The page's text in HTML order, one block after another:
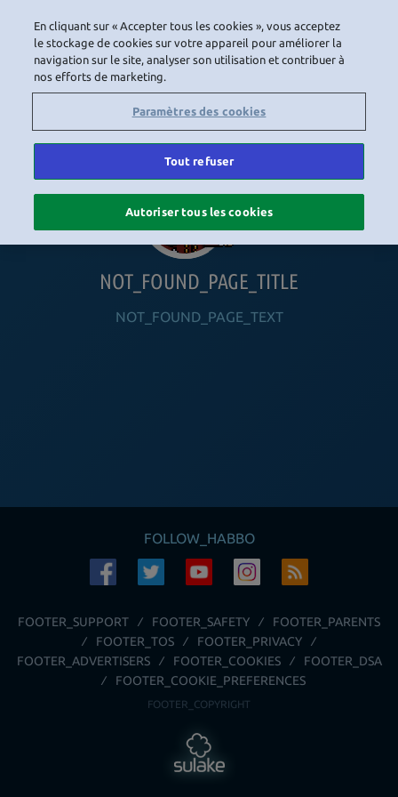
NOT_FOUND_PAGE_TITLE
NOT_FOUND_PAGE_TEXT
FOLLOW_HABBO
FOOTER_SUPPORT FOOTER_SAFETY
FOOTER_PARENTS
FOOTER_TOS
FOOTER_PRIVACY
FOOTER_ADVERTISERS
FOOTER_COOKIES
FOOTER_DSA
FOOTER_COOKIE_PREFERENCES
FOOTER_COPYRIGHT
En cliquant sur « Accepter tous les cookies », vous acceptez
le stockage de cookies sur votre appareil pour améliorer la
navigation sur le site, analyser son utilisation et contribuer à
nos efforts de marketing.
Paramètres des cookies
Tout refuser
Autoriser tous les cookies